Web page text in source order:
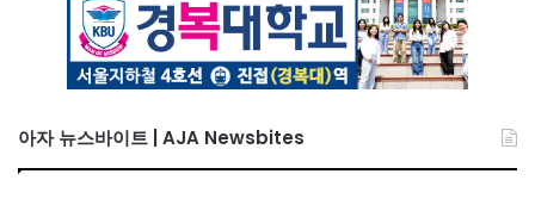
아자 뉴스바이트 | AJA Newsbites